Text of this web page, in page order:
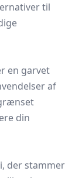
til
en garvet
af
din
der stammer